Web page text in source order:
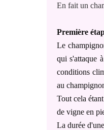
En fait un
Première
Le
qui s'attaque
conditions
au
Tout cela
de vigne en
La durée